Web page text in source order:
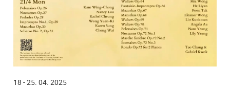
18 - 25. 04. 2025